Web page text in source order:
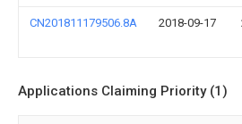
CN201811179506.8A 2018-09-17
Applications Claiming Priority (1)